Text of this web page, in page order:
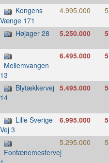
Kongens
Vænge 171
4.995.000 5
Højager 28
5.250.000 5
Mellemvangen
13
6.495.000 5
Blytækkervej
14
5.495.000 5
Lille Sverige
Vej 3
6.995.000 5
Fontænemestervej
5.295.000 5